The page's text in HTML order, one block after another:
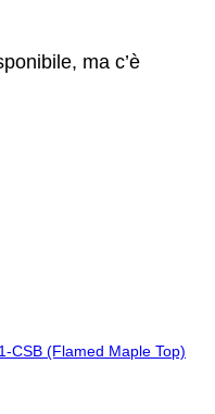
ma c’è
CSB (Flamed Maple Top)